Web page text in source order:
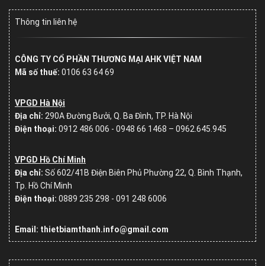
Thông tin liên hệ
CÔNG TY CỔ PHẦN THƯƠNG MẠI AHK VIỆT NAM
Mã số thuế: 0106 63 64 69
VPGD Hà Nội
Địa chỉ: 290A Đường Bưởi, Q. Ba Đình, TP. Hà Nội
Điện thoại: 0912 486 006 - 0948 66 1468 – 0962.645.945
VPGD Hồ Chí Minh
Địa chỉ: Số602/41B Điện Biên Phủ Phường 22, Q. Bình Thạnh,
Tp. Hồ Chí Minh
Điện thoại: 0889 235 298 - 091 248 6006
Email: thietbiamthanh.info@gmail.com